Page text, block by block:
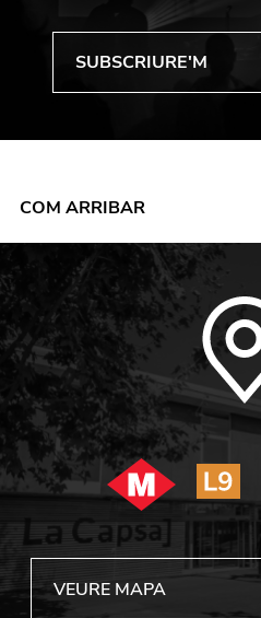
COM ARRIBAR
VEURE MAPA